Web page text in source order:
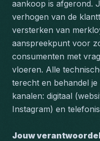
aankoop is afgerond.
verhogen van de
versterken van
aanspreekpunt voor
consumenten met
vloeren. Alle
terecht en behandel
kanalen: digitaal
Instagram) en
Jouw